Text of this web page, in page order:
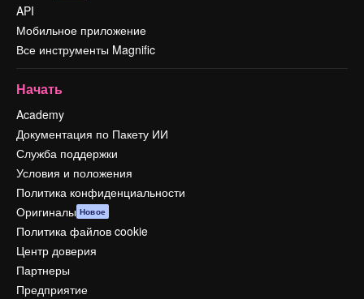
API
Мобильное приложение
Все инструменты Magnific
Начать
Academy
Документация по Пакету ИИ
Служба поддержки
Условия и положения
Политика конфиденциальности
Оригиналы Новое
Политика файлов cookie
Центр доверия
Партнеры
Предприятие